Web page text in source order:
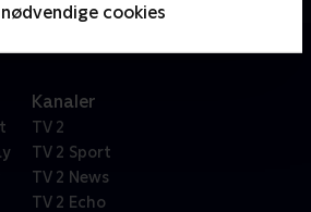
nødvendige cookies
Kanaler
TV 2
TV 2 Sport
TV 2 News
TV 2 Echo